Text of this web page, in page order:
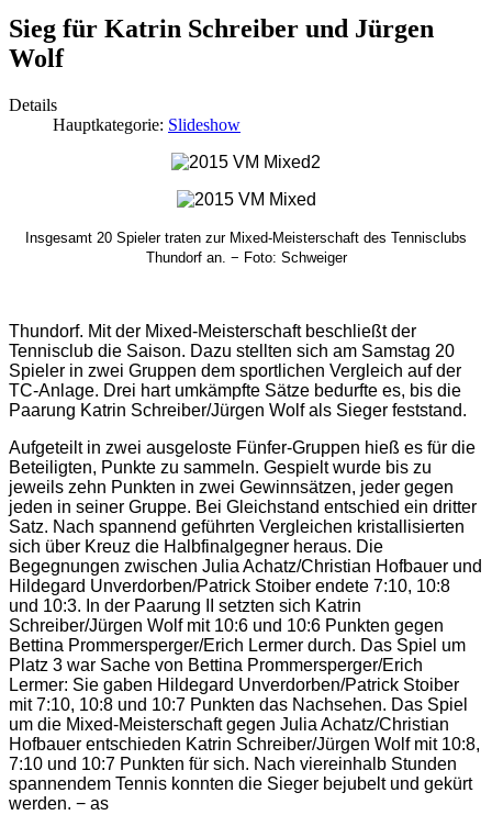
Sieg für Katrin Schreiber und Jürgen
Wolf
Details
Hauptkategorie: Slideshow
Insgesamt 20 Spieler traten zur Mixed-Meisterschaft des Tennisclubs
Thundorf an. − Foto: Schweiger
Thundorf. Mit der Mixed-Meisterschaft beschließt der
Tennisclub die Saison. Dazu stellten sich am Samstag 20
Spieler in zwei Gruppen dem sportlichen Vergleich auf der
TC-Anlage. Drei hart umkämpfte Sätze bedurfte es, bis die
Paarung Katrin Schreiber/Jürgen Wolf als Sieger feststand.
Aufgeteilt in zwei ausgeloste Fünfer-Gruppen hieß es für die
Beteiligten, Punkte zu sammeln. Gespielt wurde bis zu
jeweils zehn Punkten in zwei Gewinnsätzen, jeder gegen
jeden in seiner Gruppe. Bei Gleichstand entschied ein dritter
Satz. Nach spannend geführten Vergleichen kristallisierten
sich über Kreuz die Halbfinalgegner heraus. Die
Begegnungen zwischen Julia Achatz/Christian Hofbauer und
Hildegard Unverdorben/Patrick Stoiber endete 7:10, 10:8
und 10:3. In der Paarung II setzten sich Katrin
Schreiber/Jürgen Wolf mit 10:6 und 10:6 Punkten gegen
Bettina Prommersperger/Erich Lermer durch. Das Spiel um
Platz 3 war Sache von Bettina Prommersperger/Erich
Lermer: Sie gaben Hildegard Unverdorben/Patrick Stoiber
mit 7:10, 10:8 und 10:7 Punkten das Nachsehen. Das Spiel
um die Mixed-Meisterschaft gegen Julia Achatz/Christian
Hofbauer entschieden Katrin Schreiber/Jürgen Wolf mit 10:8,
7:10 und 10:7 Punkten für sich. Nach viereinhalb Stunden
spannendem Tennis konnten die Sieger bejubelt und gekürt
werden. − as